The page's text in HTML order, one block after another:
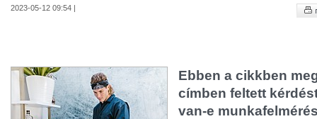
2023-05-12 09:54 |
Ebben a cikkben
címben feltett
van-e